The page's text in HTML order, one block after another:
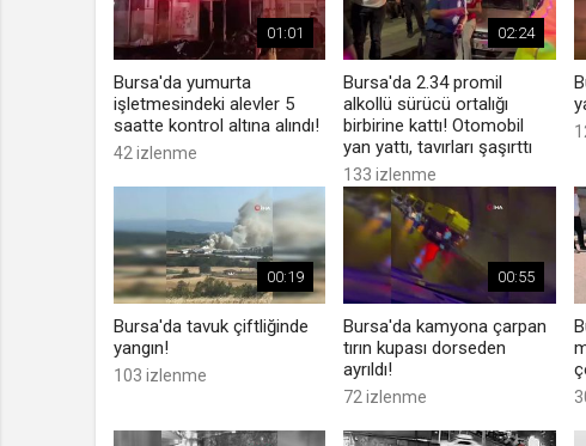
01:01
Bursa'da yumurta
işletmesindeki alevler 5
saatte kontrol altına alındı!
42 izlenme
02:24
Bursa'da 2.34 promil
alkollü sürücü ortalığı
birbirine kattı! Otomobil
yan yattı, tavırları şaşırttı
133 izlenme
00:19
Bursa'da tavuk çiftliğinde
yangın!
103 izlenme
00:55
Bursa'da kamyona çarpan
tırın kupası dorseden
ayrıldı!
72 izlenme